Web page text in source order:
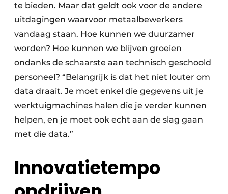
te bieden. Maar dat geldt ook voor de andere
uitdagingen waarvoor metaalbewerkers
vandaag staan. Hoe kunnen we duurzamer
worden? Hoe kunnen we blijven groeien
ondanks de schaarste aan technisch geschoold
personeel? “Belangrijk is dat het niet louter om
data draait. Je moet enkel die gegevens uit je
werktuigmachines halen die je verder kunnen
helpen, en je moet ook echt aan de slag gaan
met die data.”
Innovatietempo